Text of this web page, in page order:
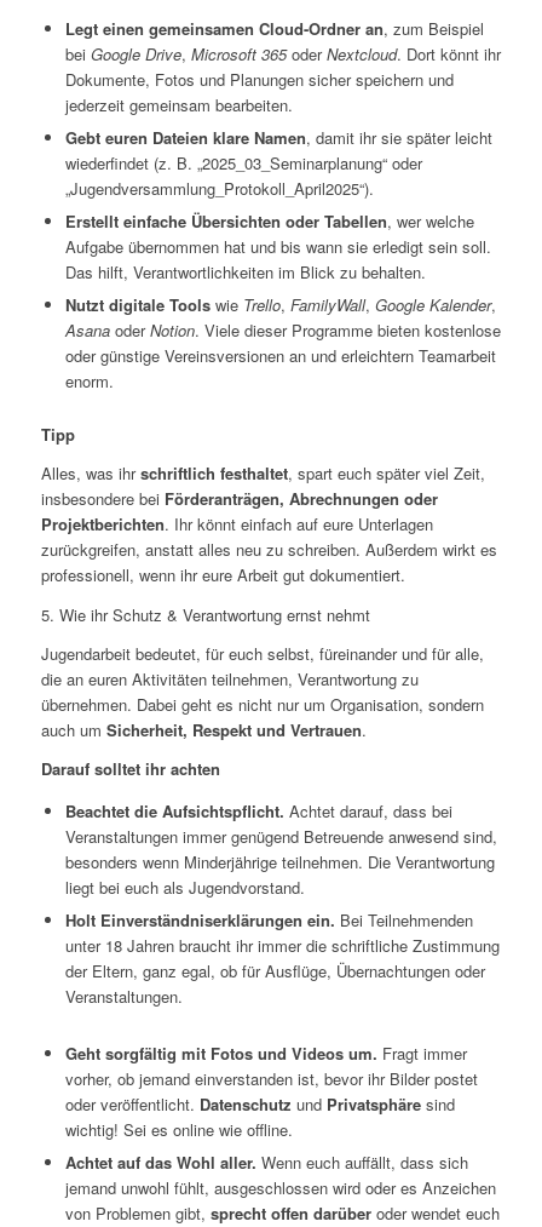
Legt einen gemeinsamen Cloud-Ordner an, zum Beispiel
bei Google Drive, Microsoft 365oderNextcloud. Dort könnt ihr
Dokumente, Fotos und Planungen sicher speichern und
jederzeit gemeinsam bearbeiten.
Gebt euren Dateien klare Namen, damit ihr sie später leicht
wiederfindet (z. B. „2025_03_Seminarplanung“ oder
„Jugendversammlung_Protokoll_April2025“).
Erstellt einfache Übersichten oder Tabellen, wer welche
Aufgabe übernommen hat und bis wann sie erledigt sein soll.
Das hilft, Verantwortlichkeiten im Blick zu behalten.
Nutzt digitale Toolswie Trello, FamilyWall, Google Kalender,
AsanaoderNotion. Viele dieser Programme bieten kostenlose
oder günstige Vereinsversionen an und erleichtern Teamarbeit
enorm.
Tipp
Alles, was ihrschriftlich festhaltet, spart euch später viel Zeit,
insbesondere bei Förderanträgen, Abrechnungen oder
Projektberichten. Ihr könnt einfach auf eure Unterlagen
zurückgreifen, anstatt alles neu zu schreiben. Außerdem wirkt es
professionell, wenn ihr eure Arbeit gut dokumentiert.
5. Wie ihr Schutz & Verantwortung ernst nehmt
Jugendarbeit bedeutet, für euch selbst, füreinander und für alle,
die an euren Aktivitäten teilnehmen, Verantwortung zu
übernehmen. Dabei geht es nicht nur um Organisation, sondern
auch um Sicherheit, Respekt und Vertrauen.
Darauf solltet ihr achten
Beachtet die Aufsichtspflicht. Achtet darauf, dass bei
Veranstaltungen immer genügend Betreuende anwesend sind,
besonders wenn Minderjährige teilnehmen. Die Verantwortung
liegt bei euch als Jugendvorstand.
Holt Einverständniserklärungen ein. Bei Teilnehmenden
unter 18 Jahren braucht ihr immer die schriftliche Zustimmung
der Eltern, ganz egal, ob für Ausflüge, Übernachtungen oder
Veranstaltungen.
Geht sorgfältig mit Fotos und Videos um. Fragt immer
vorher, ob jemand einverstanden ist, bevor ihr Bilder postet
oder veröffentlicht. Datenschutz und Privatsphäresind
wichtig! Sei es online wie offline.
Achtet auf das Wohl aller. Wenn euch auffällt, dass sich
jemand unwohl fühlt, ausgeschlossen wird oder es Anzeichen
von Problemen gibt, sprecht offen darüberoder wendet euch